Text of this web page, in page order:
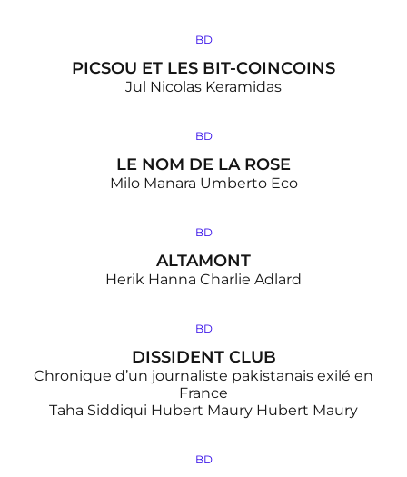
BD
PICSOU ET LES BIT-COINCOINS
Jul Nicolas Keramidas
BD
LE NOM DE LA ROSE
Milo Manara Umberto Eco
BD
ALTAMONT
Herik Hanna Charlie Adlard
BD
DISSIDENT CLUB
Chronique d’un journaliste pakistanais exilé en
France
Taha Siddiqui Hubert Maury Hubert Maury
BD